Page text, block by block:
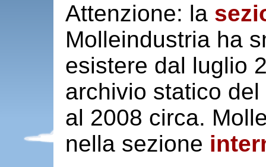
Attenzione: la
Molleindustria ha
esistere dal luglio
archivio statico del
al 2008 circa.
nella sezione